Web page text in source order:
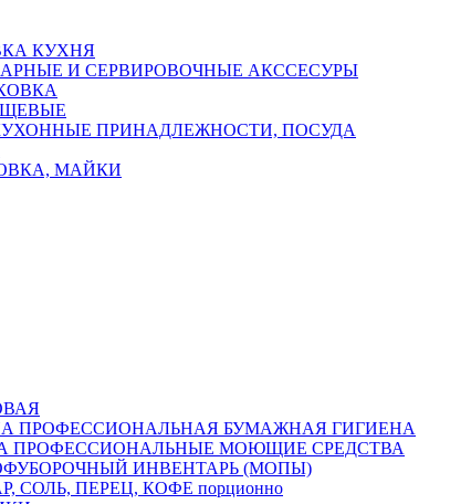
КУХНЯ
И СЕРВИРОВОЧНЫЕ АКССЕСУРЫ
ПРИНАДЛЕЖНОСТИ, ПОСУДА
МАЙКИ
ПРОФЕССИОНАЛЬНАЯ БУМАЖНАЯ ГИГИЕНА
ПРОФЕССИОНАЛЬНЫЕ МОЮЩИЕ СРЕДСТВА
ИНВЕНТАРЬ (МОПЫ)
СОЛЬ, ПЕРЕЦ, КОФЕ порционно